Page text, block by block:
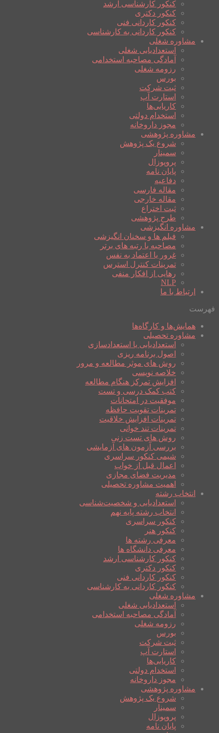
کنکور کارشناسی ارشد
کنکور دکتری
کنکور کاردانی فنی
کنکور کاردانی به کارشناسی
مشاوره شغلی
استعدادیابی شغلی
آمادگی مصاحبه استخدامی
رزومه شغلی
بورس
ثبت شرکت
استارت آپ
کاریابی‌ها
استخدام دولتی
مجوز داروخانه
مشاوره پژوهشی
شروع یک پژوهش
سمینار
پروپوزال
پایان نامه
دفاعیه
مقاله فارسی
مقاله خارجی
ثبت اختراع
طرح پژوهشی
مشاوره انگیزشی
فیلم ها و سخنان انگیزشی
مصاحبه با رتبه های برتر
غرور یا اعتماد به نفس
تمرینات کنترل استرس
رهایی از افکار منفی
NLP
ارتباط با ما
فهرست
همایش‌ها و کارگاه‌ها
مشاوره تحصیلی
استعدادیابی یا استعدادسازی
اصول برنامه ریزی
روش های موثر مطالعه و مرور
خلاصه نویسی
افزایش تمرکز هنگام مطالعه
کتب کمک درسی و تست
موفقیت در امتحانات
تمرینات تقویت حافظه
تمرینات افزایش خلاقیت
تمرینات تند خوانی
روش های تست زنی
بررسی آزمون های آزمایشی
شیمی کنکور سراسری
اعمال قبل از خواب
مدیریت فضای مجازی
اهمیت مشاوره تحصیلی
انتخاب رشته
استعدادیابی و شخصیت‌شناسی
انتخاب رشته پایه نهم
کنکور سراسری
کنکور هنر
معرفی رشته ها
معرفی دانشگاه ها
کنکور کارشناسی ارشد
کنکور دکتری
کنکور کاردانی فنی
کنکور کاردانی به کارشناسی
مشاوره شغلی
استعدادیابی شغلی
آمادگی مصاحبه استخدامی
رزومه شغلی
بورس
ثبت شرکت
استارت آپ
کاریابی‌ها
استخدام دولتی
مجوز داروخانه
مشاوره پژوهشی
شروع یک پژوهش
سمینار
پروپوزال
پایان نامه